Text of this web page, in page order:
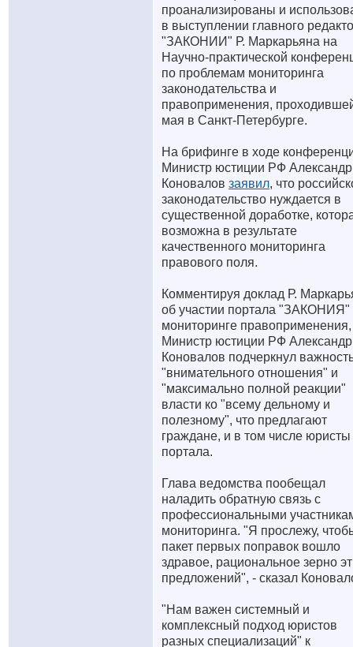
проанализированы и
в выступлении главного
"ЗАКОНИИ" Р. Маркарьяна на
Научно-практической
по проблемам мониторинга
законодательства и
правоприменения,
мая в Санкт-Петербурге.
На брифинге в ходе
Министр юстиции РФ Александр
Коновалов заявил, что
законодательство нуждается в
существенной доработке,
возможна в результате
качественного мониторинга
правового поля.
Комментируя доклад Р.
об участии портала "ЗАКОНИЯ"
мониторинге правоприменения,
Министр юстиции РФ Александр
Коновалов подчеркнул
"внимательного отношения" и
"максимально полной реакции"
власти ко "всему дельному и
полезному", что предлагают
граждане, и в том числе юристы
портала.
Глава ведомства пообещал
наладить обратную связь с
профессиональными
мониторинга. "Я прослежу,
пакет первых поправок вошло
здравое, рациональное зерно
предложений", - сказал
"Нам важен системный и
комплексный подход юристов
разных специализаций" к